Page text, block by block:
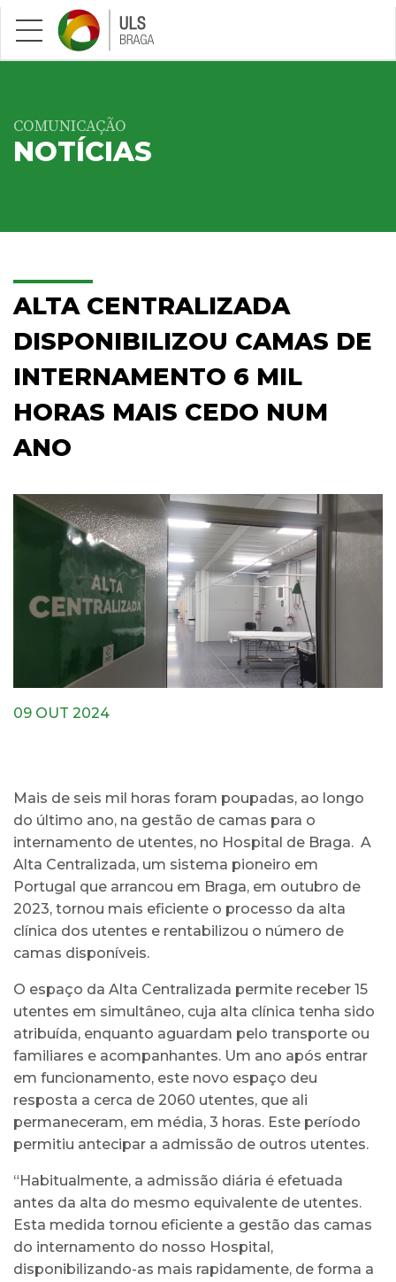
Saltar para conteúdo principal
COMUNICAÇÃO
NOTÍCIAS
ALTA CENTRALIZADA
DISPONIBILIZOU CAMAS DE
INTERNAMENTO 6 MIL
HORAS MAIS CEDO NUM
ANO
09 OUT 2024
Mais de seis mil horas foram poupadas, ao longo
do último ano, na gestão de camas para o
internamento de utentes, no Hospital de Braga. A
Alta Centralizada, um sistema pioneiro em
Portugal que arrancou em Braga, em outubro de
2023, tornou mais eficiente o processo da alta
clínica dos utentes e rentabilizou o número de
camas disponíveis.
O espaço da Alta Centralizada permite receber 15
utentes em simultâneo, cuja alta clínica tenha sido
atribuída, enquanto aguardam pelo transporte ou
familiares e acompanhantes. Um ano após entrar
em funcionamento, este novo espaço deu
resposta a cerca de 2060 utentes, que ali
permaneceram, em média, 3 horas. Este período
permitiu antecipar a admissão de outros utentes.
“Habitualmente, a admissão diária é efetuada
antes da alta do mesmo equivalente de utentes.
Esta medida tornou eficiente a gestão das camas
do internamento do nosso Hospital,
disponibilizando-as mais rapidamente, de forma a